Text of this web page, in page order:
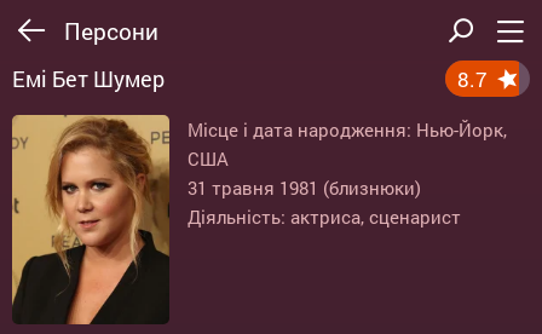
Персони
Емі Бет Шумер 8.7
Місце і дата народження: Нью-Йорк,
США
31 травня 1981 (близнюки)
Діяльність: актриса, сценарист